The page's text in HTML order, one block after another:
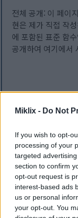
Miklix - Do Not
If you wish to opt-
processing of your
targeted
section to confirm
opt-out request is
interest-based ads
us or personal
your opt-out. You
전체 공개: 이 페이
현은 제가 직접 작
에 포함된 표준 함
공개하여 여기에서
이 양식을 통해 제
니다. 결과가 브라
데이터를 입력합니
일반 텍스트